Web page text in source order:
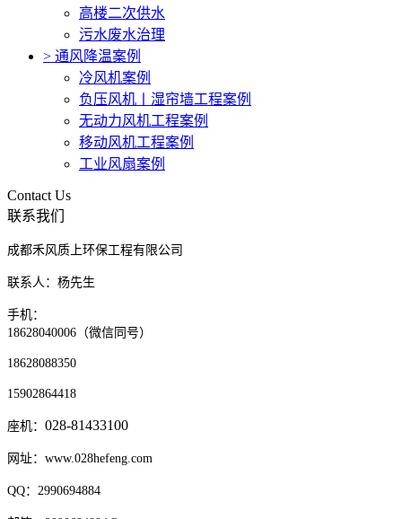
高楼二次供水
污水废水治理
> 通风降温案例
冷风机案例
负压风机〡湿帘墙工程案例
无动力风机工程案例
移动风机工程案例
工业风扇案例
Contact Us
联系我们
成都禾风质上环保工程有限公司
联系人：杨先生
手机：
18628040006（微信同号）
18628088350
15902864418
座机： 028-81433100
网址：www.028hefeng.com
QQ：2990694884